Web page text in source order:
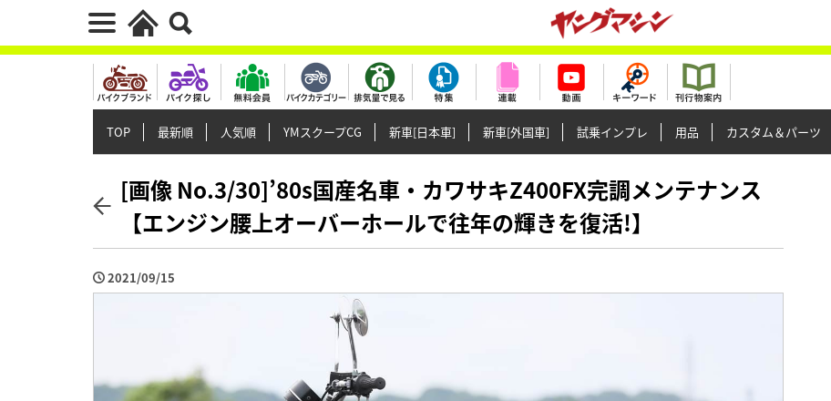
TOP 最新順 人気順 YMスクープCG 新車[日本車] 新車[外国車] 試乗インプレ 用品 カスタム＆パーツ
[画像 No.3/30]’80s国産名車・カワサキZ400FX完調メンテナンス
【エンジン腰上オーバーホールで往年の輝きを復活!】
2021/09/15